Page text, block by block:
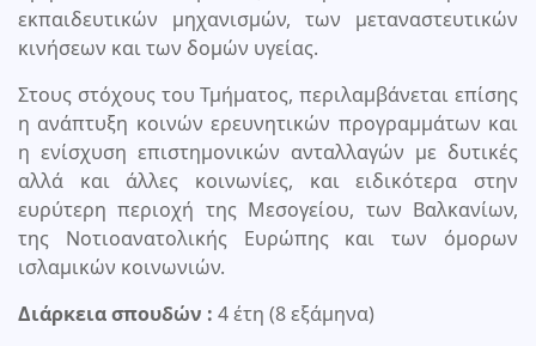
εκπαιδευτικών μηχανισμών, των μεταναστευτικών
κινήσεων και των δομών υγείας.
Στους στόχους του Τμήματος, περιλαμβάνεται επίσης
η ανάπτυξη κοινών ερευνητικών προγραμμάτων και
η ενίσχυση επιστημονικών ανταλλαγών με δυτικές
αλλά και άλλες κοινωνίες, και ειδικότερα στην
ευρύτερη περιοχή της Μεσογείου, των Βαλκανίων,
της Νοτιοανατολικής Ευρώπης και των όμορων
ισλαμικών κοινωνιών.
Διάρκεια σπουδών : 4 έτη (8 εξάμηνα)